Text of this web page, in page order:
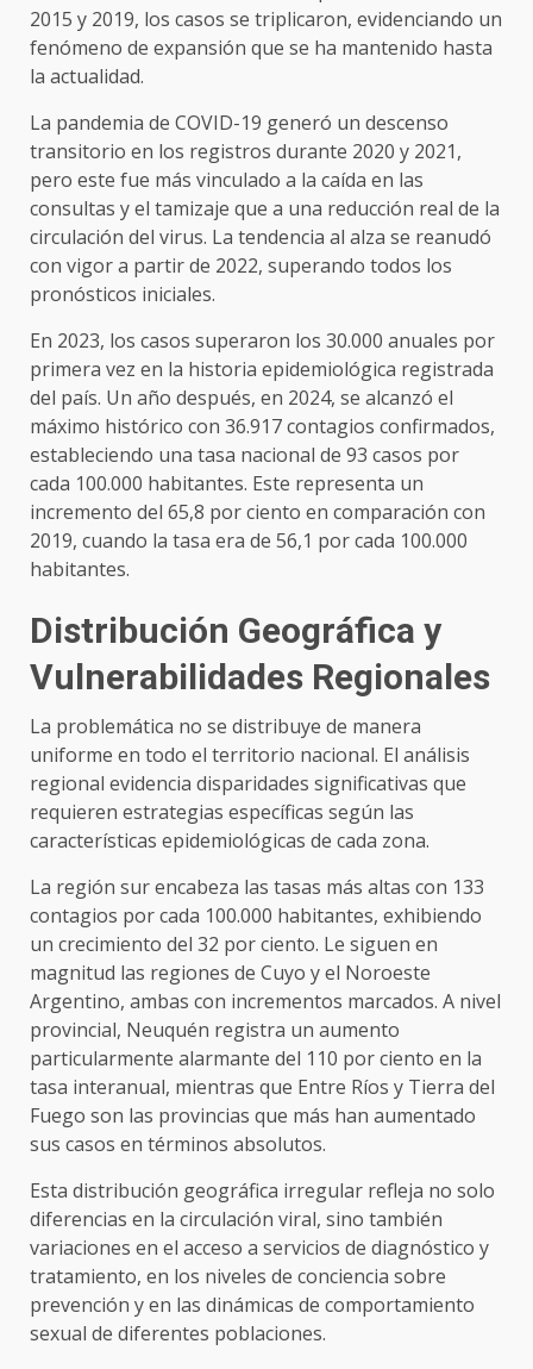
2015 y 2019, los casos se triplicaron, evidenciando un
fenómeno de expansión que se ha mantenido hasta
la actualidad.
La pandemia de COVID-19 generó un descenso
transitorio en los registros durante 2020 y 2021,
pero este fue más vinculado a la caída en las
consultas y el tamizaje que a una reducción real de la
circulación del virus. La tendencia al alza se reanudó
con vigor a partir de 2022, superando todos los
pronósticos iniciales.
En 2023, los casos superaron los 30.000 anuales por
primera vez en la historia epidemiológica registrada
del país. Un año después, en 2024, se alcanzó el
máximo histórico con 36.917 contagios confirmados,
estableciendo una tasa nacional de 93 casos por
cada 100.000 habitantes. Este representa un
incremento del 65,8 por ciento en comparación con
2019, cuando la tasa era de 56,1 por cada 100.000
habitantes.
Distribución Geográfica y
Vulnerabilidades Regionales
La problemática no se distribuye de manera
uniforme en todo el territorio nacional. El análisis
regional evidencia disparidades significativas que
requieren estrategias específicas según las
características epidemiológicas de cada zona.
La región sur encabeza las tasas más altas con 133
contagios por cada 100.000 habitantes, exhibiendo
un crecimiento del 32 por ciento. Le siguen en
magnitud las regiones de Cuyo y el Noroeste
Argentino, ambas con incrementos marcados. A nivel
provincial, Neuquén registra un aumento
particularmente alarmante del 110 por ciento en la
tasa interanual, mientras que Entre Ríos y Tierra del
Fuego son las provincias que más han aumentado
sus casos en términos absolutos.
Esta distribución geográfica irregular refleja no solo
diferencias en la circulación viral, sino también
variaciones en el acceso a servicios de diagnóstico y
tratamiento, en los niveles de conciencia sobre
prevención y en las dinámicas de comportamiento
sexual de diferentes poblaciones.